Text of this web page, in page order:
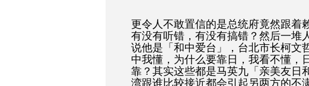
更令人不敢置信的是总统府竟然跟着
有没有听错，有没有搞错？然后一堆
说他是「和中爱台」，台北市长柯文
中我懂，为什么要靠日，我看不懂，
靠？其实这些都是马英九「亲美友日
湾跟谁比较接近都会引起另两方的不